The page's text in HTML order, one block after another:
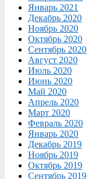
Январь 2021
Декабрь 2020
Ноябрь 2020
Октябрь 2020
Сентябрь 2020
Август 2020
Июль 2020
Июнь 2020
Май 2020
Апрель 2020
Март 2020
Февраль 2020
Январь 2020
Декабрь 2019
Ноябрь 2019
Октябрь 2019
Сентябрь 2019